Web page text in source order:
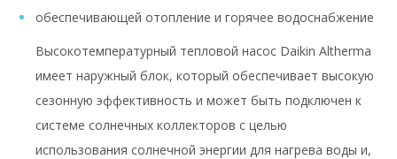
обеспечивающей отопление и горячее водоснабжение
Высокотемпературный тепловой насос Daikin Altherma
имеет наружный блок, который обеспечивает высокую
сезонную эффективность и может быть подключен к
системе солнечных коллекторов с целью
использования солнечной энергии для нагрева воды и,